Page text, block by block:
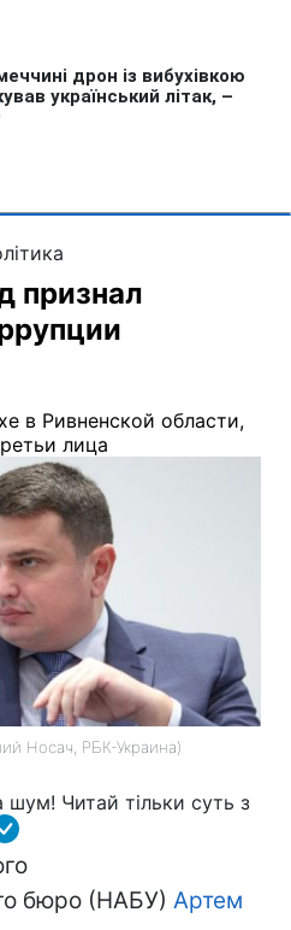
признал
в Ривненской области,
лица
Носач, РБК-Украина)
шум! Читай тільки суть з
бюро (НАБУ) Артем